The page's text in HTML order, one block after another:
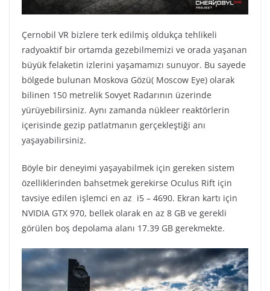
Çernobil VR bizlere terk edilmiş oldukça tehlikeli
radyoaktif bir ortamda gezebilmemizi ve orada yaşanan
büyük felaketin izlerini yaşamamızı sunuyor. Bu sayede
bölgede bulunan Moskova Gözü( Moscow Eye) olarak
bilinen 150 metrelik Sovyet Radarının üzerinde
yürüyebilirsiniz. Aynı zamanda nükleer reaktörlerin
içerisinde gezip patlatmanın gerçekleştiği anı
yaşayabilirsiniz.
Böyle bir deneyimi yaşayabilmek için gereken sistem
özelliklerinden bahsetmek gerekirse Oculus Rift için
tavsiye edilen işlemci en az i5 – 4690. Ekran kartı için
NVIDIA GTX 970, bellek olarak en az 8 GB ve gerekli
görülen boş depolama alanı 17.39 GB gerekmekte.